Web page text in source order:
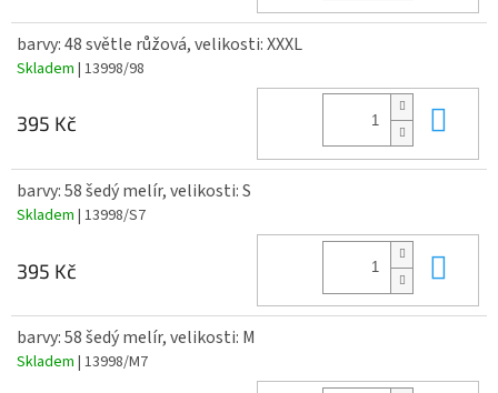
barvy: 48 světle růžová, velikosti: XXXL
Skladem | 13998/98
395 Kč
barvy: 58 šedý melír, velikosti: S
Skladem | 13998/S7
395 Kč
barvy: 58 šedý melír, velikosti: M
Skladem | 13998/M7